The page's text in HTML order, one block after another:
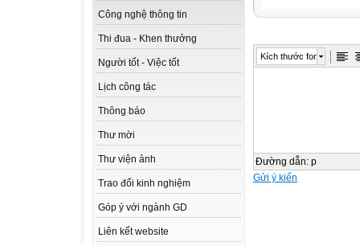
Công nghệ thông tin
Thi đua - Khen thưởng
Người tốt - Việc tốt
Lịch công tác
Thông báo
Thư mời
Thư viện ảnh
Trao đổi kinh nghiệm
Góp ý với ngành GD
Liên kết website
Kích thước font
Đường dẫn: p
Gửi ý kiến